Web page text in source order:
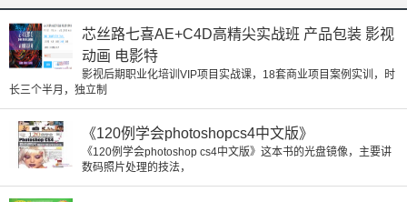
芯丝路七喜AE+C4D高精尖实战班 产品包装 影视
动画 电影特
影视后期职业化培训VIP项目实战课，18套商业项目案例实训，时
长三个半月，独立制
《120例学会photoshopcs4中文版》
《120例学会photoshop cs4中文版》这本书的光盘镜像，主要讲
数码照片处理的技法，